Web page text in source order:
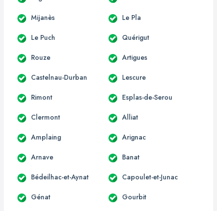
Mijanès Le Pla
Le Puch Quérigut
Rouze Artigues
Castelnau-Durban Lescure
Rimont Esplas-de-Serou
Clermont Alliat
Amplaing Arignac
Arnave Banat
Bédeilhac-et-Aynat Capoulet-et-Junac
Génat Gourbit